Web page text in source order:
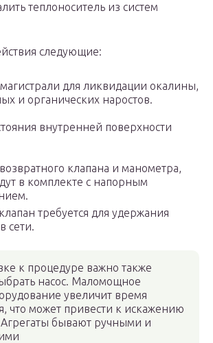
теплоноситель из систем
следующие:
для ликвидации окалины,
и органических наростов.
внутренней поверхности
клапана и манометра,
в комплекте с напорным
требуется для удержания
сети.
к процедуре важно также
насос. Маломощное
увеличит время
что может привести к искажению
Агрегаты бывают ручными и